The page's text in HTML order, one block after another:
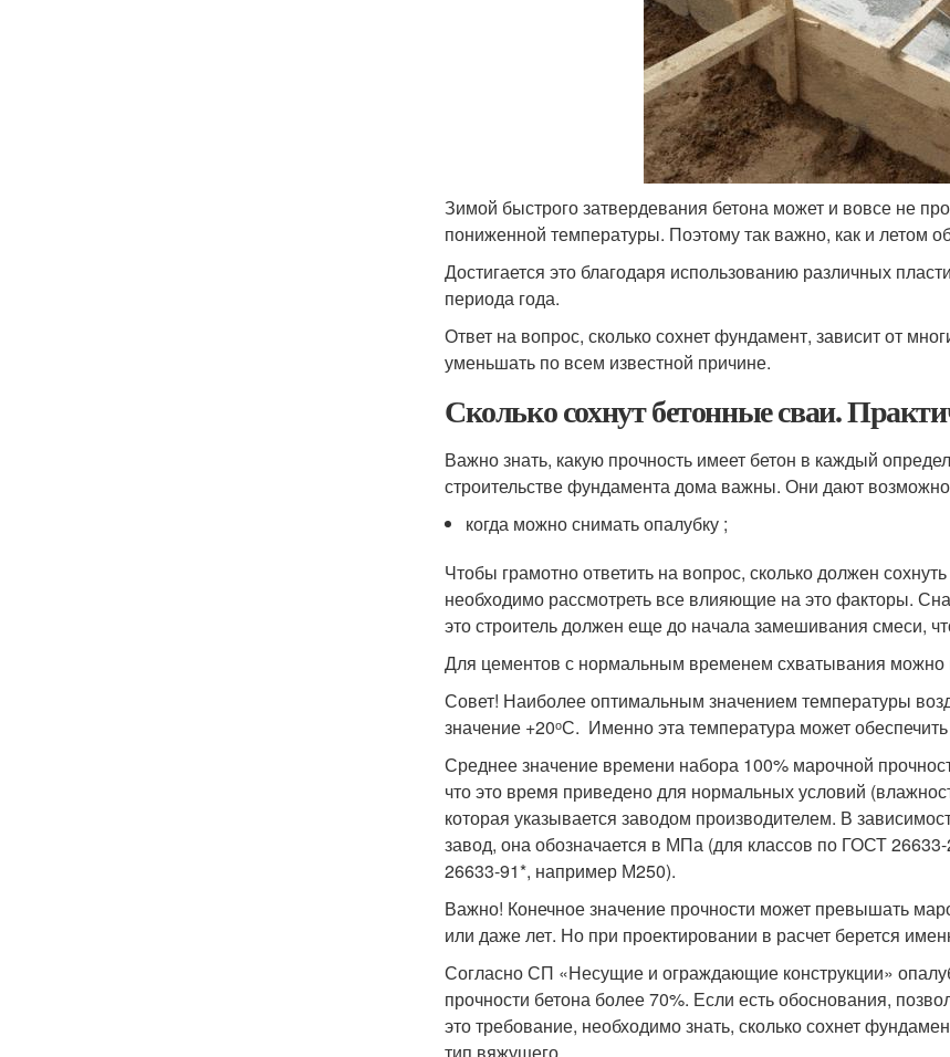
Зимой быстрого затвердевания бетона может и вовсе не
пониженной температуры. Поэтому так важно, как и летом
Достигается это благодаря использованию различных
периода года.
Ответ на вопрос, сколько сохнет фундамент, зависит от
уменьшать по всем известной причине.
Сколько сохнут бетонные сваи.
Важно знать, какую прочность имеет бетон в каждый
строительстве фундамента дома важны. Они дают
когда можно снимать опалубку ;
Чтобы грамотно ответить на вопрос, сколько должен
необходимо рассмотреть все влияющие на это факторы.
это строитель должен еще до начала замешивания смеси,
Для цементов с нормальным временем схватывания можно
Совет! Наиболее оптимальным значением температуры
значение +20ᵒС. Именно эта температура может обеспечить
Среднее значение времени набора 100% марочной
что это время приведено для нормальных условий
которая указывается заводом производителем. В
завод, она обозначается в МПа (для классов по ГОСТ
26633-91*, например М250).
Важно! Конечное значение прочности может превышать
или даже лет. Но при проектировании в расчет берется
Согласно СП «Несущие и ограждающие конструкции»
прочности бетона более 70%. Если есть обоснования,
это требование, необходимо знать, сколько сохнет